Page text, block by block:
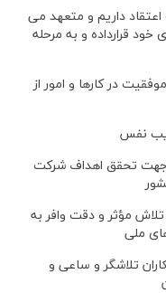
داریم و متعهد می
قرارداده و به مرحله
در کارها و امور از
نفس
تحقق اهداف شرکت
مؤثر و دقت وافر به
ملی
تلاشگر و ساعی و